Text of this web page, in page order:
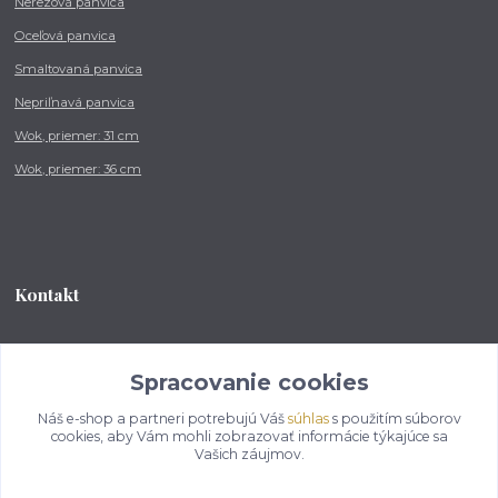
Oceľová panvica
Smaltovaná panvica
Nepriľnavá panvica
Wok, priemer: 31 cm
Wok, priemer: 36 cm
Kontakt
od 8:00 - do 16:00 hod
info@kotlikovesupravy.sk
Spracovanie cookies
Náš e-shop a partneri potrebujú Váš súhlass použitím súborov
cookies, aby Vám mohli zobrazovať informácie týkajúce sa
Vašich záujmov.